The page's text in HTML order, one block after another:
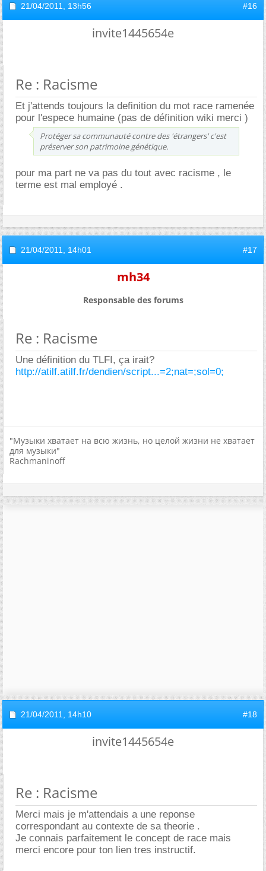
21/04/2011, 13h56 #16
invite1445654e
Re : Racisme
Et j'attends toujours la definition du mot race ramenée
pour l'espece humaine (pas de définition wiki merci )
Protéger sa communauté contre des 'étrangers' c'est
préserver son patrimoine génétique.
pour ma part ne va pas du tout avec racisme , le
terme est mal employé .
21/04/2011, 14h01 #17
mh34
Responsable des forums
Re : Racisme
Une définition du TLFI, ça irait?
http://atilf.atilf.fr/dendien/script...=2;nat=;sol=0;
"Музыки хватает на всю жизнь, но целой жизни не хватает
для музыки"
Rachmaninoff
21/04/2011, 14h10 #18
invite1445654e
Re : Racisme
Merci mais je m'attendais a une reponse
correspondant au contexte de sa theorie .
Je connais parfaitement le concept de race mais
merci encore pour ton lien tres instructif.